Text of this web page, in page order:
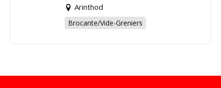
Arinthod
Brocante/Vide-Greniers